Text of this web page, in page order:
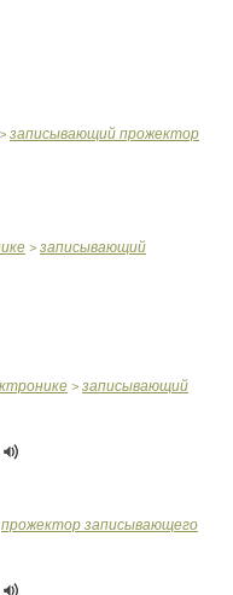
> записывающий прожектор
> записывающий
> записывающий
прожектор записывающего